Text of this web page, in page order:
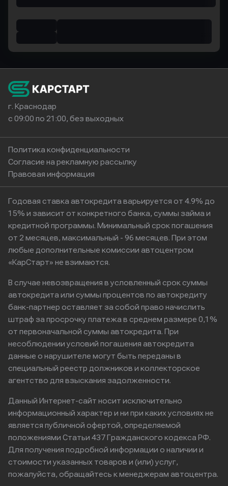
г. Краснодар
с 09:00 по 21:00, без выходных
Политика конфиденциальности
Согласие на рекламную рассылку
Правовая информация
Годовая ставка автокредита варьируется от 4.9% до
15% и зависит от конкретного банка, суммы займа и
кредитной программы. Минимальный срок погашения
от 2 месяцев, максимальный - 96 месяцев. При этом
любые дополнительные комиссии автоцентром
«КарСтарт» не взимаются.
В случае невозвращения в условленный срок суммы
автокредита или суммы процентов по автокредиту
банк-партнер оставляет за собой право начислить
штраф за просрочку платежа в среднем размере 0,1%
от первоначальной суммы автокредита. При
несоблюдении условий погашения автокредита
данные о нарушителе могут быть переданы в
специальный реестр должников и коллекторское
агентство для взыскания задолженности.
Данный Интернет-сайт носит исключительно
информационный характер и ни при каких условиях не
является публичной офертой, определяемой
положениями Статьи 437 Гражданского кодекса РФ.
Для получения подробной информации о наличии и
стоимости указанных товаров и (или) услуг,
пожалуйста, обращайтесь к менеджерам автоцентра.